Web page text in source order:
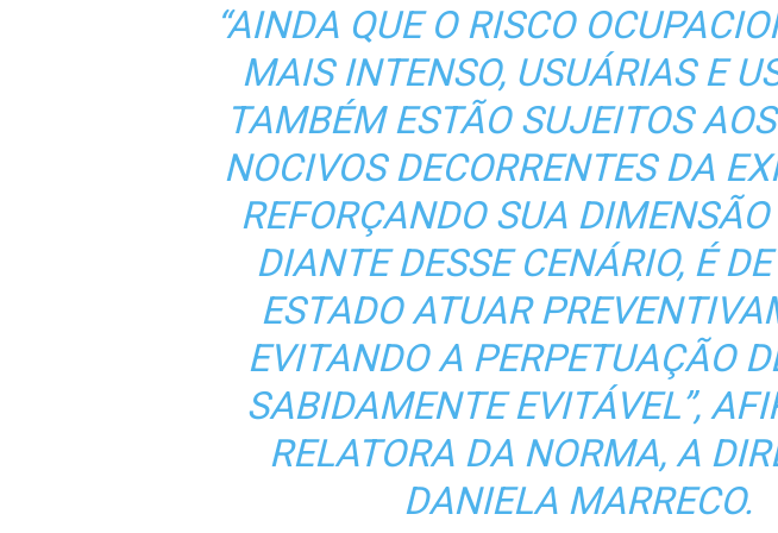
“AINDA QUE O RISCO
MAIS INTENSO, USUÁRIAS E
TAMBÉM ESTÃO SUJEITOS
NOCIVOS DECORRENTES DA
REFORÇANDO SUA
DIANTE DESSE CENÁRIO, É
ESTADO ATUAR
EVITANDO A PERPETUAÇÃO
SABIDAMENTE EVITÁVEL”,
RELATORA DA NORMA, A
DANIELA MARRECO.